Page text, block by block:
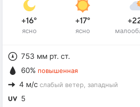
+16°
ясно
+17°
ясно
753 мм рт. ст.
60% повышенная
4 м/с слабый ветер , западный
5